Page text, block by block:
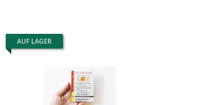
AUF LAGER